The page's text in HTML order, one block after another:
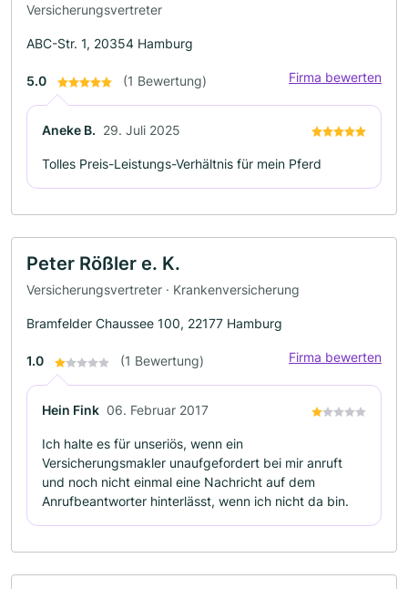
Versicherungsvertreter
ABC-Str. 1, 20354 Hamburg
5.0 (1 Bewertung) Firma bewerten
Aneke B. 29. Juli 2025
Tolles Preis-Leistungs-Verhältnis für mein Pferd
Peter Rößler e. K.
Versicherungsvertreter · Krankenversicherung
Bramfelder Chaussee 100, 22177 Hamburg
1.0 (1 Bewertung) Firma bewerten
Hein Fink 06. Februar 2017
Ich halte es für unseriös, wenn ein
Versicherungsmakler unaufgefordert bei mir anruft
und noch nicht einmal eine Nachricht auf dem
Anrufbeantworter hinterlässt, wenn ich nicht da bin.